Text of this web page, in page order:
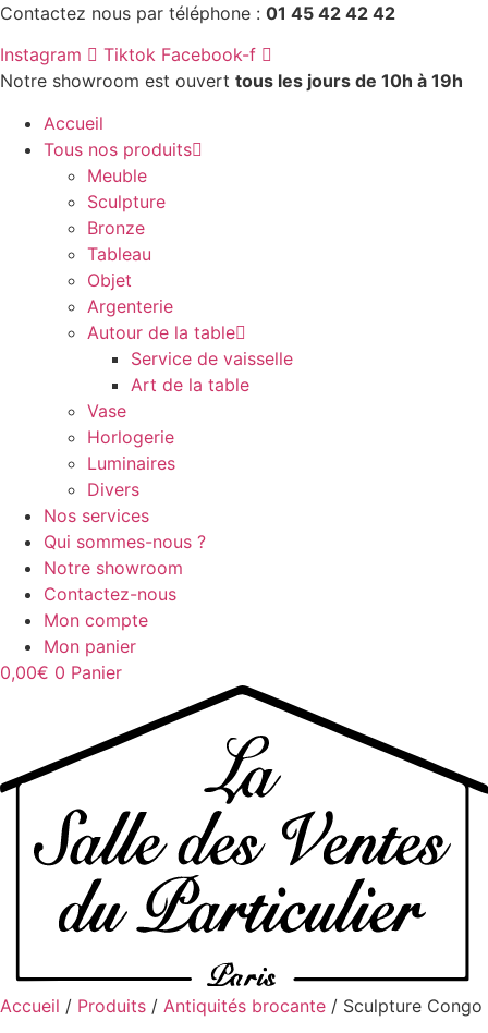
Aller
contenu
Contactez nous par téléphone : 01 45 42 42 42
Instagram
Tiktok Facebook-f
Notre showroom est ouvert tous les jours de 10h à 19h
Accueil
Tous nos produits
Meuble
Sculpture
Bronze
Tableau
Objet
Argenterie
Autour de la table
Service de vaisselle
Art de la table
Vase
Horlogerie
Luminaires
Divers
Nos services
Qui sommes-nous ?
Notre showroom
Contactez-nous
Mon compte
Mon panier
0,00€ 0 Panier
Accueil / Produits / Antiquités brocante / Sculpture Congo